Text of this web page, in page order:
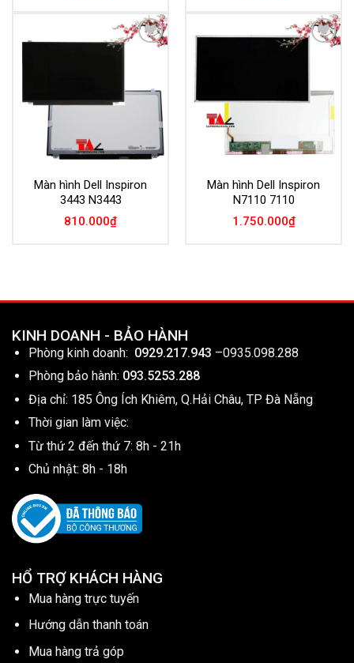
Màn hình Dell Inspiron
3443 N3443
810.000₫
Màn hình Dell Inspiron
N7110 7110
1.750.000₫
KINH DOANH - BẢO HÀNH
Phòng kinh doanh: 0929.217.943 –0935.098.288
Phòng bảo hành: 093.5253.288
Địa chỉ: 185 Ông Ích Khiêm, Q.Hải Châu, TP Đà Nẵng
Thời gian làm việc:
Từ thứ 2 đến thứ 7: 8h - 21h
Chủ nhật: 8h - 18h
HỔ TRỢ KHÁCH HÀNG
Mua hàng trực tuyến
Hướng dẫn thanh toán
Mua hàng trả góp